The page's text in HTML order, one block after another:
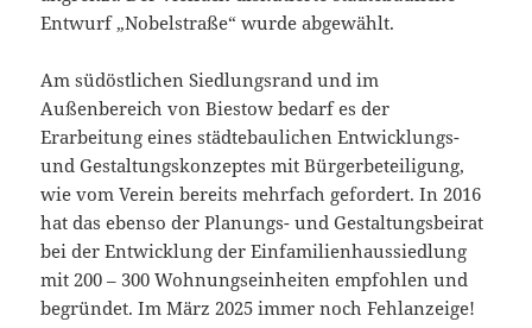
Entwurf „Nobelstraße“ wurde abgewählt.
Am südöstlichen Siedlungsrand und im
Außenbereich von Biestow bedarf es der
Erarbeitung eines städtebaulichen Entwicklungs-
und Gestaltungskonzeptes mit Bürgerbeteiligung,
wie vom Verein bereits mehrfach gefordert. In 2016
hat das ebenso der Planungs- und Gestaltungsbeirat
bei der Entwicklung der Einfamilienhaussiedlung
mit 200 – 300 Wohnungseinheiten empfohlen und
begründet. Im März 2025 immer noch Fehlanzeige!